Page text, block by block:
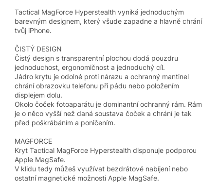
Tactical MagForce Hyperstealth vyniká jednoduchým
barevným designem, který všude zapadne a hlavně chrání
tvůj iPhone.
ČISTÝ DESIGN
Čistý design s transparentní plochou dodá pouzdru
jednoduchost, ergonomičnost a jednoduchý cíl.
Jádro krytu je odolné proti nárazu a ochranný mantinel
chrání obrazovku telefonu při pádu nebo položením
displejem dolu.
Okolo čoček fotoaparátu je dominantní ochranný rám. Rám
je o něco vyšší než daná soustava čoček a chrání je tak
před poškrábáním a poničením.
MAGFORCE
Kryt Tactical MagForce Hyperstealth disponuje podporou
Apple MagSafe.
V klidu tedy můžeš využívat bezdrátové nabíjení nebo
ostatní magnetické možnosti Apple MagSafe.